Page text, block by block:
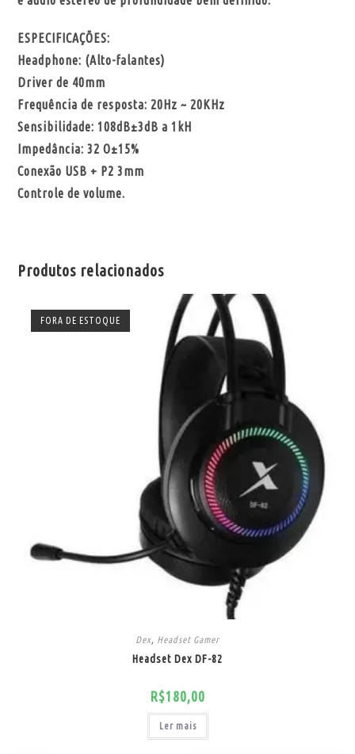
ESPECIFICAÇÕES:
Headphone: (Alto-falantes)
Driver de 40mm
Frequência de resposta: 20Hz ~ 20KHz
Sensibilidade: 108dB±3dB a 1kH
Impedância: 32 O±15%
Conexão USB + P2 3mm
Controle de volume.
Produtos relacionados
FORA DE ESTOQUE
Dex, Headset Gamer
Headset Dex DF-82
R$180,00
Ler mais